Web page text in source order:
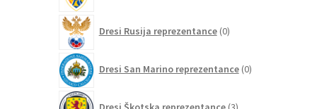
Dresi Rusija reprezentance 0izdelkov
Dresi San Marino reprezentance 0izdelkov